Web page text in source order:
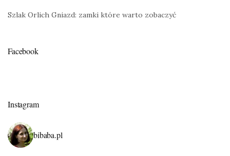
Szlak Orlich Gniazd: zamki które warto zobaczyć
Facebook
Instagram
bibaba.pl